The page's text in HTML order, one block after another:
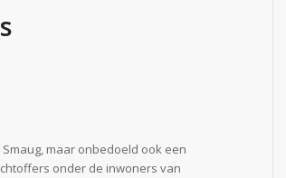
maar onbedoeld ook een
onder de inwoners van